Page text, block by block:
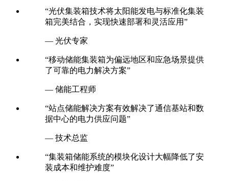
“光伏集装箱技术将太阳能发电与标准化集装
箱完美结合，实现快速部署和灵活应用”
— 光伏专家
“移动储能集装箱为偏远地区和应急场景提供
了可靠的电力解决方案”
— 储能工程师
“站点储能解决方案有效解决了通信基站和数
据中心的电力供应问题”
— 技术总监
“集装箱储能系统的模块化设计大幅降低了安
装成本和维护难度”